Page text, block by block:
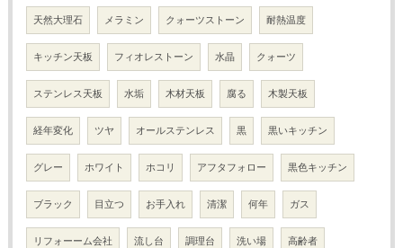
天然大理石 メラミン クォーツストーン 耐熱温度
キッチン天板 フィオレストーン 水晶 クォーツ
ステンレス天板 水垢 木材天板 腐る 木製天板
経年変化 ツヤ オールステンレス 黒 黒いキッチン
グレー ホワイト ホコリ アフタフォロー 黒色キッチン
ブラック 目立つ お手入れ 清潔 何年 ガス
リフォーーム会社 流し台 調理台 洗い場 高齢者